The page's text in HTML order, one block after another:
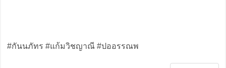
#กันนภัทร #แก้มวิชญาณี #ปออรรณพ